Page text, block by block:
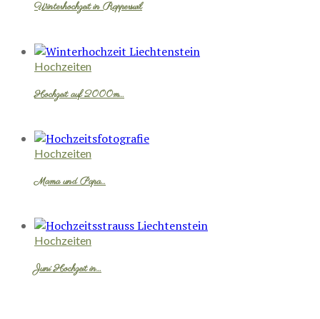
Winterhochzeit in Rapperswil
Hochzeiten
Hochzeit auf 2000m…
Hochzeiten
Mama und Papa…
Hochzeiten
Juni Hochzeit in…